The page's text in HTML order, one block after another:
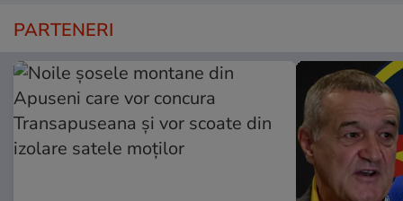
PARTENERI